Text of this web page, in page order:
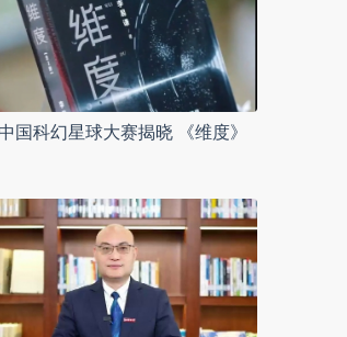
国科幻星球大赛揭晓 《维度》